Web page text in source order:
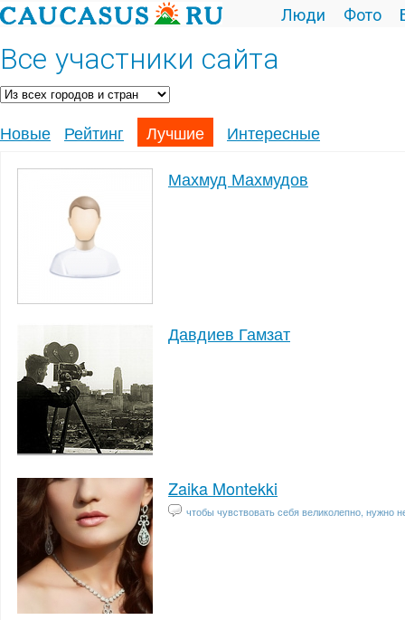
Люди Фото
Все участники сайта
Новые Рейтинг Лучшие
Интересные
Махмуд Махмудов
Давдиев Гамзат
Zaika Montekki
чтобы чувствовать себя великолепно, нужно